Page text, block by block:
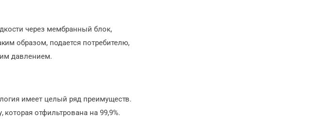
через мембранный блок,
образом, подается потребителю,
давлением.
имеет целый ряд преимуществ.
отфильтрована на 99,9%.